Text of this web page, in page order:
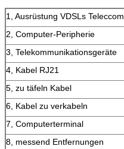
1, Ausrüstung VDSLs Teleccom
2, Computer-Peripherie
3, Telekommunikationsgeräte
4, Kabel RJ21
5, zu täfeln Kabel
6, Kabel zu verkabeln
7, Computerterminal
8, messend Entfernungen